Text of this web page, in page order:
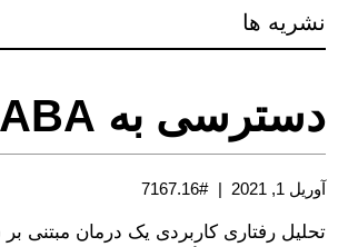
نشریه ها
دسترسی به ABA تراپی
آوریل 1, 2021 #7167.16
تحلیل رفتاری کاربردی یک درمان مبتنی